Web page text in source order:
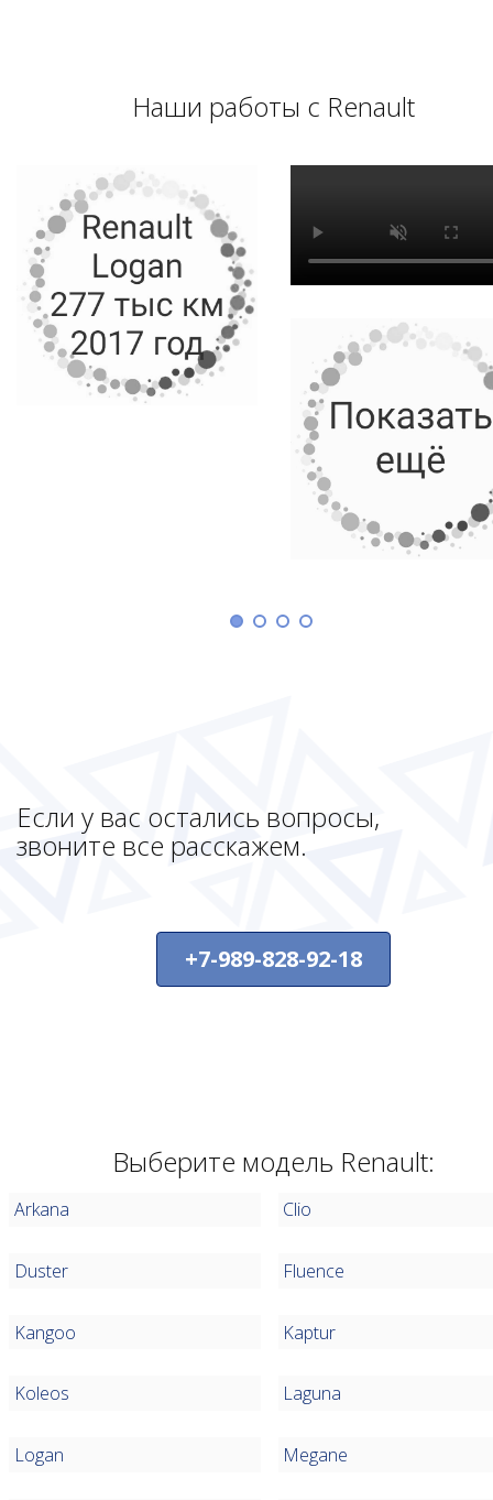
Наши работы с Renault
Если у вас остались вопросы,
звоните все расскажем.
+7-989-828-92-18
Выберите модель Renault:
Arkana Clio
Duster Fluence
Kangoo Kaptur
Koleos Laguna
Logan Megane